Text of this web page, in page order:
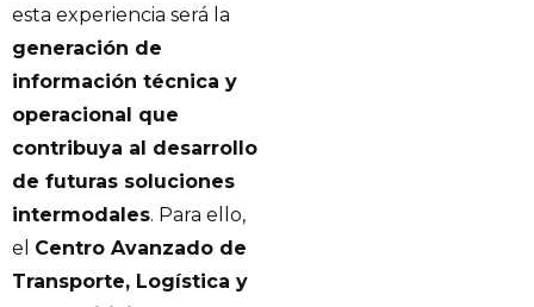
esta experiencia será la
generación de
información técnica y
operacional que
contribuya al desarrollo
de futuras soluciones
intermodales. Para ello,
el Centro Avanzado de
Transporte, Logística y